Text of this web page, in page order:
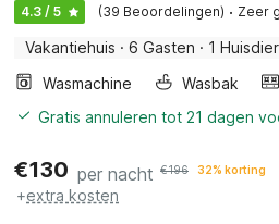
4.3 / 5 (39 Beoordelingen) · Zeer
Vakantiehuis · 6 Gasten · 1 Huisdier
Wasmachine
Wasbak
Gratis annuleren tot 21 dagen
€130 per nacht €196 32% korting
+extra kosten